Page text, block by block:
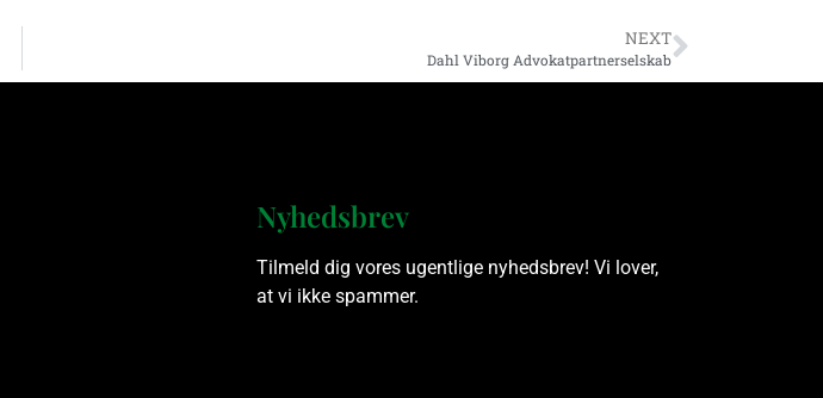
NEXT
Dahl Viborg Advokatpartnerselskab
Nyhedsbrev
Tilmeld dig vores ugentlige nyhedsbrev! Vi lover,
at vi ikke spammer.